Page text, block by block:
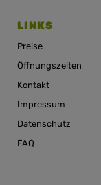
LINKS
Preise
Öffnungszeiten
Kontakt
Impressum
Datenschutz
FAQ